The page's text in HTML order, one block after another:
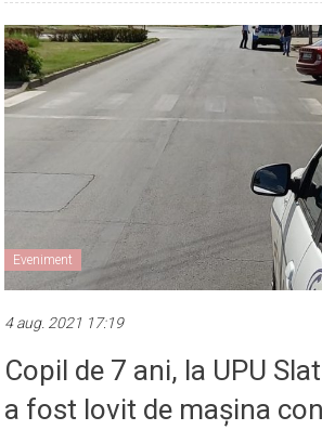
Eveniment
4 aug. 2021 17:19
Copil de 7 ani, la UPU
a fost lovit de mașina